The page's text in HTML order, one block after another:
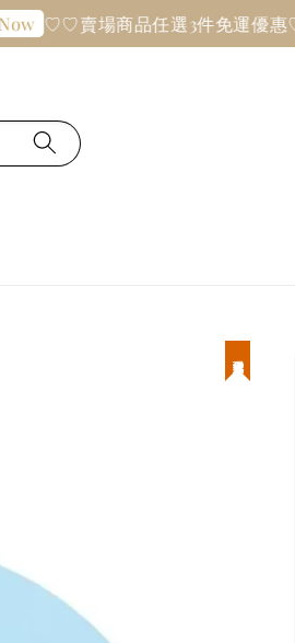
♡♡賣場商品任選3件免運優惠♡♡